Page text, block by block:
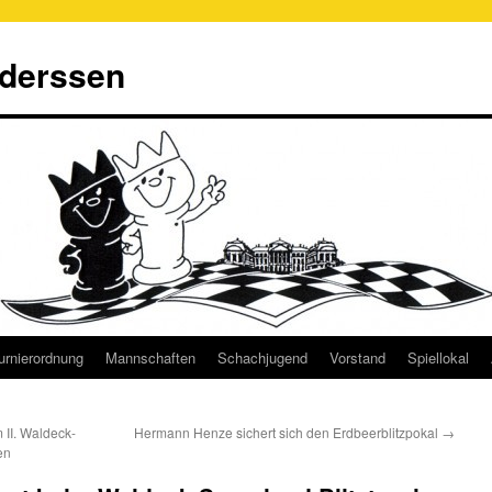
Mannschaften Schachjugend Vorstand Spiellokal
II. Waldeck-
Hermann Henze sichert sich den Erdbeerblitzpokal →